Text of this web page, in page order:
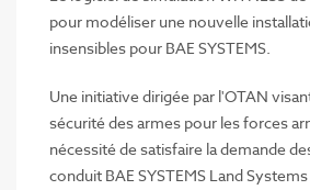
pour modéliser une nouvelle
insensibles pour BAE SYSTEMS.
Une initiative dirigée par l'OTAN
sécurité des armes pour les forces
nécessité de satisfaire la demande
conduit BAE SYSTEMS Land